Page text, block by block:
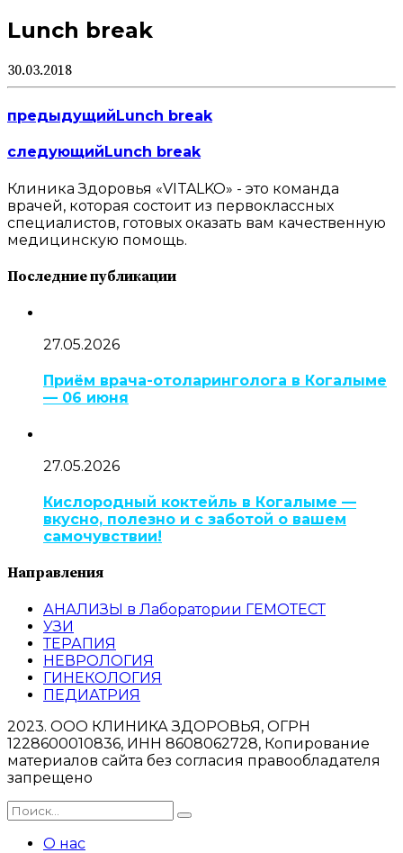
Lunch break
30.03.2018
предыдущийLunch break
следующий Lunch break
Клиника Здоровья «VITALKO» - это команда
врачей, которая состоит из первоклассных
специалистов, готовых оказать вам качественную
медицинскую помощь.
Последние публикации
27.05.2026
Приём врача-отоларинголога в Когалыме
— 06 июня
27.05.2026
Кислородный коктейль в Когалыме —
вкусно, полезно и с заботой о вашем
самочувствии!
Направления
АНАЛИЗЫ в Лаборатории ГЕМОТЕСТ
УЗИ
ТЕРАПИЯ
НЕВРОЛОГИЯ
ГИНЕКОЛОГИЯ
ПЕДИАТРИЯ
2023. ООО КЛИНИКА ЗДОРОВЬЯ, ОГРН
1228600010836, ИНН 8608062728, Копирование
материалов сайта без согласия правообладателя
запрещено
О нас